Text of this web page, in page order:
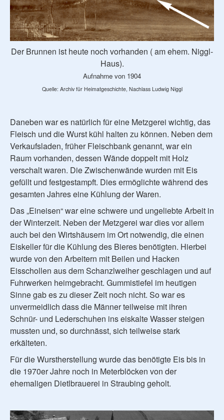
Der Brunnen ist heute noch vorhanden ( am ehem. Niggl-
Haus).
Aufnahme von 1904
Quelle: Archiv für Heimatgeschichte, Nachlass Ludwig Niggl
Daneben war es natürlich für eine Metzgerei wichtig, das
Fleisch und die Wurst kühl halten zu können. Neben dem
Verkaufsladen, früher Fleischbank genannt, war ein
Raum vorhanden, dessen Wände doppelt mit Holz
verschalt waren. Die Zwischenwände wurden mit Eis
gefüllt und festgestampft. Dies ermöglichte während des
gesamten Jahres eine Kühlung der Waren.
Das „Eineisen“ war eine schwere und ungeliebte Arbeit in
der Winterzeit. Neben der Metzgerei war dies vor allem
auch bei den Wirtshäusern im Ort notwendig, die einen
Eiskeller für die Kühlung des Bieres benötigten. Hierbei
wurde von den Arbeitern mit Beilen und Hacken
Eisschollen aus dem Schanzlweiher geschlagen und auf
Fuhrwerken heimgebracht. Gummistiefel im heutigen
Sinne gab es zu dieser Zeit noch nicht. So war es
unvermeidlich dass die Männer teilweise mit ihren
Schnür- und Lederschuhen ins eiskalte Wasser steigen
mussten und, so durchnässt, sich teilweise stark
erkälteten.
Für die Wurstherstellung wurde das benötigte Eis bis in
die 1970er Jahre noch in Meterblöcken von der
ehemaligen Dietlbrauerei in Straubing geholt.